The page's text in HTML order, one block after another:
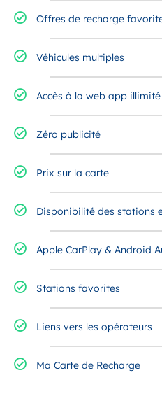
Offres de recharge
Véhicules multiples
Accès à la web app illimité
Zéro publicité
Prix sur la carte
Disponibilité des stations
Apple CarPlay & Android
Stations favorites
Liens vers les opérateurs
Ma Carte de Recharge